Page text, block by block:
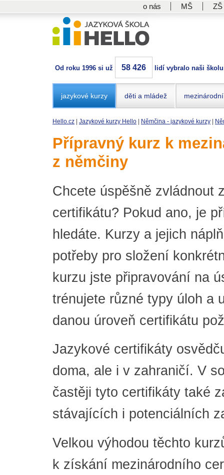
o nás MŠ ZŠ
Od roku 1996 si už 58 426 lidí vybralo naši
jazykové kurzy děti a mládež
Hello.cz Jazykové kurzy Hello Němčina - jazykové kurzy
Přípravný kurz k
z němčiny
Chcete úspěšně zvládnout
certifikátu? Pokud ano, je
hledáte. Kurzy a jejich
potřeby pro složení
kurzu jste připravování na
trénujete různé typy úloh a
danou úroveň certifikátu
Jazykové certifikáty
doma, ale i v zahraničí. V
častěji tyto certifikáty také
stávajících i potenciálních
Velkou výhodou těchto
k získání mezinárodního